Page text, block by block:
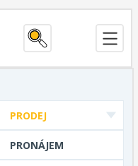
PRODEJ
PRONÁJEM